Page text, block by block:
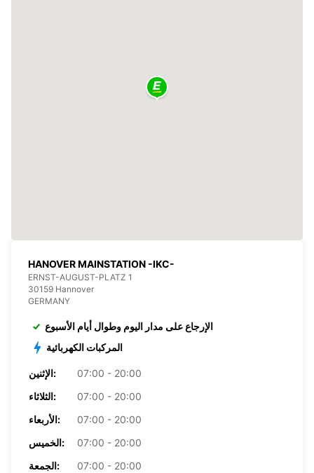
HANOVER MAINSTATION -IKC-
ERNST-AUGUST-PLATZ 1
30159 Hannover
GERMANY
الإرجاع على مدار اليوم وطوال أيام الأسبوع
المركبات الكهربائية
الإثنين:
07:00 - 20:00
الثلاثاء:
07:00 - 20:00
الأربعاء:
07:00 - 20:00
الخميس:
07:00 - 20:00
الجمعة:
07:00 - 20:00